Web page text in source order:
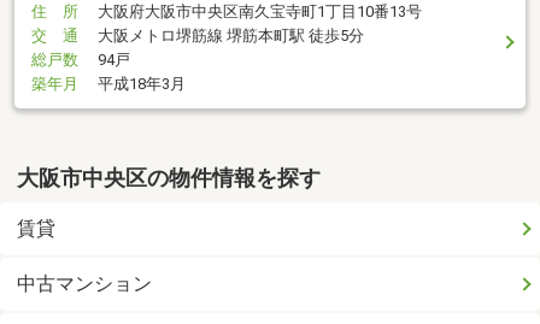
住 所
大阪府大阪市中央区南久宝寺町1丁目10番13号
交 通
大阪メトロ堺筋線 堺筋本町駅 徒歩5分
総戸数
94戸
築年月
平成18年3月
大阪市中央区の物件情報を探す
賃貸
中古マンション